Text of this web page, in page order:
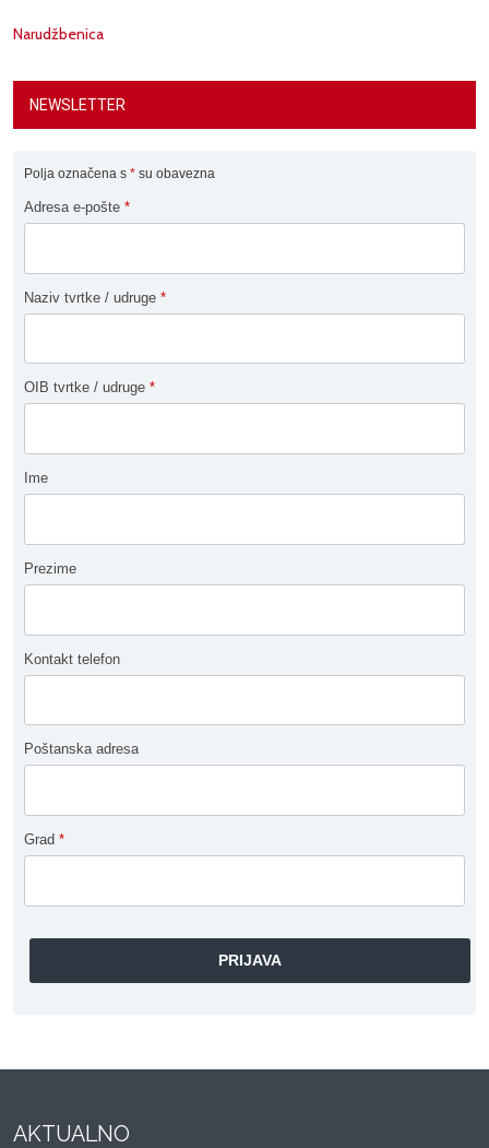
Narudžbenica
NEWSLETTER
Polja označena s * su obavezna
Adresa e-pošte *
Naziv tvrtke / udruge *
OIB tvrtke / udruge *
Ime
Prezime
Kontakt telefon
Poštanska adresa
Grad *
AKTUALNO